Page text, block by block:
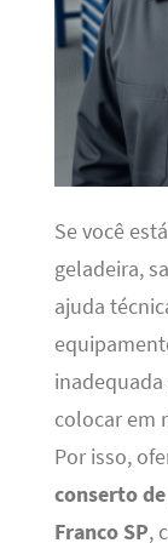
Se você
geladeira,
ajuda
colocar em
Por isso,
conserto
Franco SP,